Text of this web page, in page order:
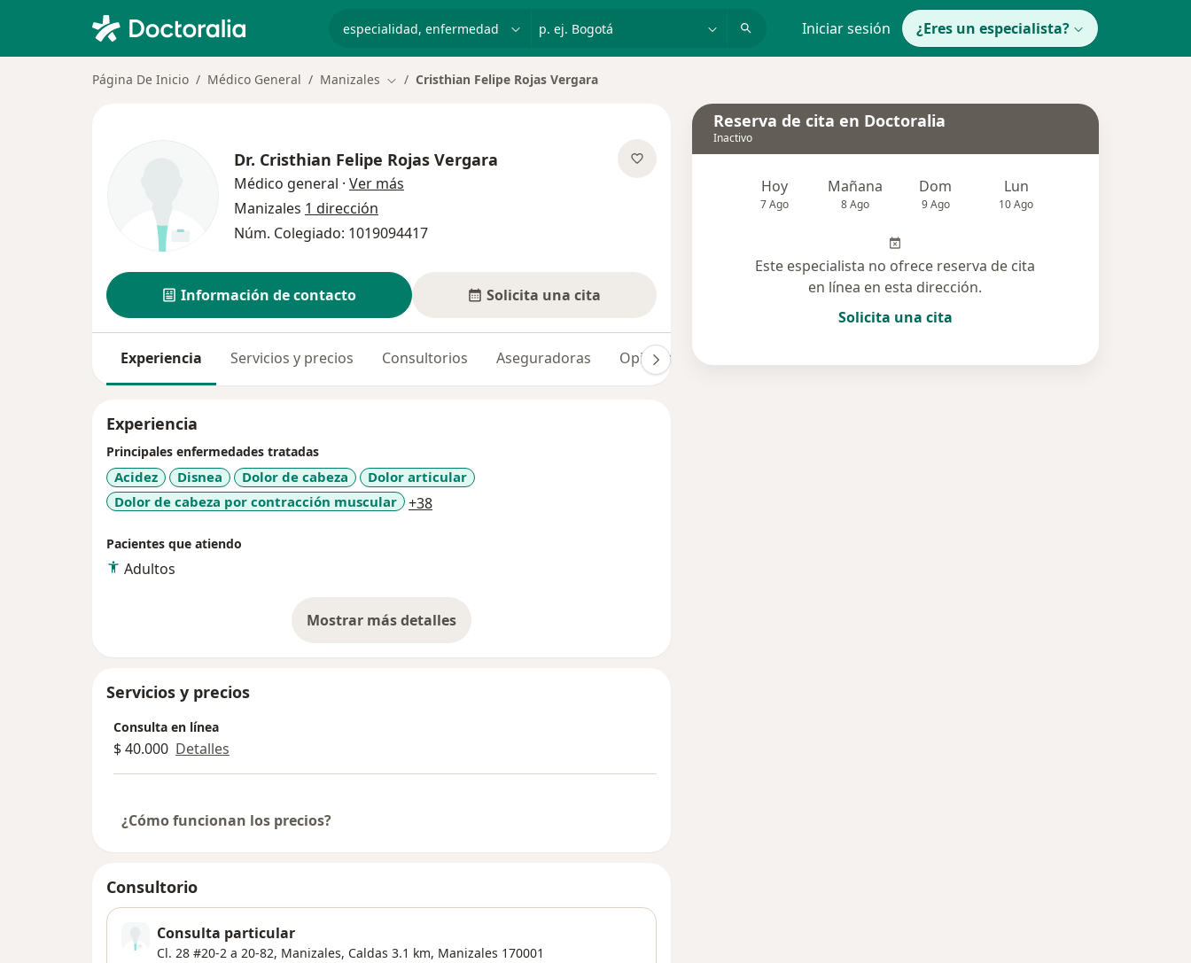
p. ej. Bogotá Iniciar sesión ¿Eres un especialista?
Página De Inicio Médico General Manizales Cambiar de ciudad
Cristhian Felipe Rojas Vergara
Dr. Cristhian Felipe Rojas Vergara
Médico general · Ver más
Manizales 1 dirección
Núm. Colegiado: 1019094417
Información de contacto Solicita una cita
Experiencia Servicios y precios Consultorios Aseguradoras Opiniones
Experiencia
Principales enfermedades tratadas
Acidez Disnea Dolor de cabeza
Dolor articular
Dolor de cabeza por contracción muscular
+38a11y_sr_more_diseases
Pacientes que atiendo
Adultos
Mostrar más detalles
sobre la experiencia
Servicios y precios
Consulta en línea
$ 40.000 Detalles
¿Cómo funcionan los precios?
Consultorio
Consulta particular
Cl. 28 #20-2 a 20-82, Manizales, Caldas 3.1 km, Manizales 170001
Reserva de cita en Doctoralia
Inactivo
Hoy
7 Ago
Mañana
8 Ago
Dom
9 Ago
Lun
10 Ago
Este especialista no ofrece reserva de cita
en línea en esta dirección.
Solicita una cita